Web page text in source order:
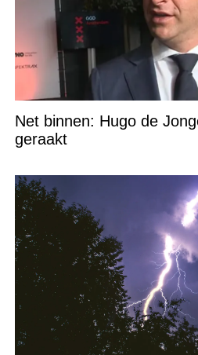
Net binnen: Hugo de
geraakt